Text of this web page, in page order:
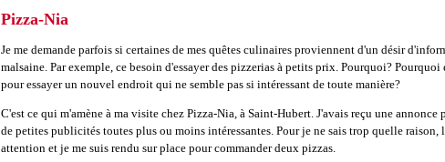
Pizza-Nia
Je me demande parfois si certaines de mes quêtes culinaires proviennent d'un désir
malsaine. Par exemple, ce besoin d'essayer des pizzerias à petits prix. Pourquoi? Pourquoi
pour essayer un nouvel endroit qui ne semble pas si intéressant de toute manière?
C'est ce qui m'amène à ma visite chez Pizza-Nia, à Saint-Hubert. J'avais reçu une annonce
de petites publicités toutes plus ou moins intéressantes. Pour je ne sais trop quelle raison,
attention et je me suis rendu sur place pour commander deux pizzas.